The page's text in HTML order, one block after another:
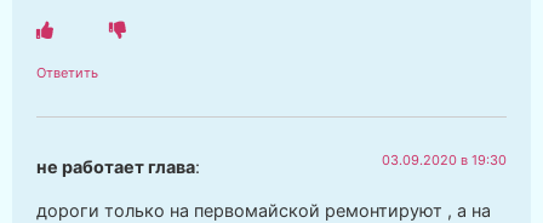
Ответить
не работает глава: 03.09.2020 в 19:30
дороги только на первомайской ремонтируют , а на